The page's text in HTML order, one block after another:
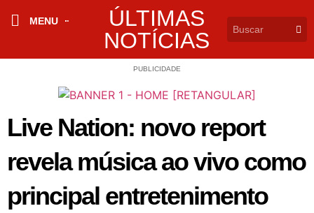
MENU
ÚLTIMAS
NOTÍCIAS
PUBLICIDADE
Live Nation: novo report
revela música ao vivo como
principal entretenimento